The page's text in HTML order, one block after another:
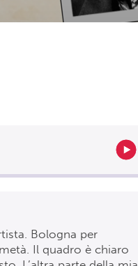
Bologna per
Il quadro è chiaro